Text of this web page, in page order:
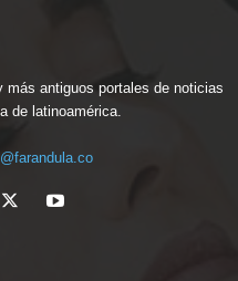
más antiguos portales de noticias
de latinoamérica.